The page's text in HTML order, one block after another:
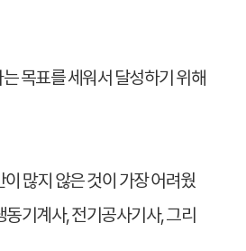
목표를 세워서 달성하기 위해
많지 않은 것이 가장 어려웠
기계사, 전기공사기사, 그리